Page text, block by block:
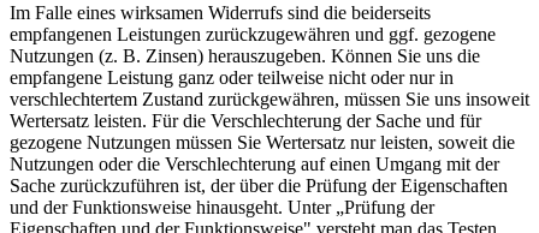
Im Falle eines wirksamen Widerrufs sind die beiderseits
empfangenen Leistungen zurückzugewähren und ggf. gezogene
Nutzungen (z. B. Zinsen) herauszugeben. Können Sie uns die
empfangene Leistung ganz oder teilweise nicht oder nur in
verschlechtertem Zustand zurückgewähren, müssen Sie uns insoweit
Wertersatz leisten. Für die Verschlechterung der Sache und für
gezogene Nutzungen müssen Sie Wertersatz nur leisten, soweit die
Nutzungen oder die Verschlechterung auf einen Umgang mit der
Sache zurückzuführen ist, der über die Prüfung der Eigenschaften
und der Funktionsweise hinausgeht. Unter „Prüfung der
Eigenschaften und der Funktionsweise" versteht man das Testen